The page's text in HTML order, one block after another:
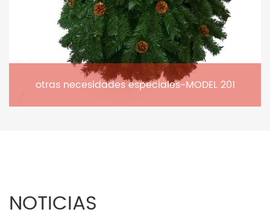
otras necesidades especiales-MODEL 201
NOTICIAS